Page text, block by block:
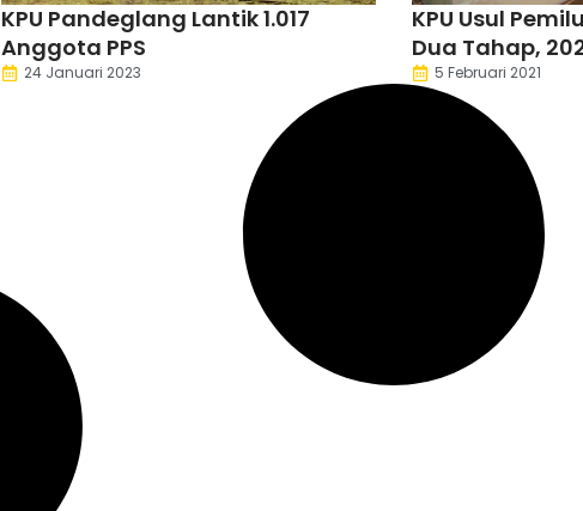
KPU Pandeglang Lantik 1.017
Anggota PPS
24 Januari 2023
KPU Usul
Dua Tahap,
5 Februari 2021